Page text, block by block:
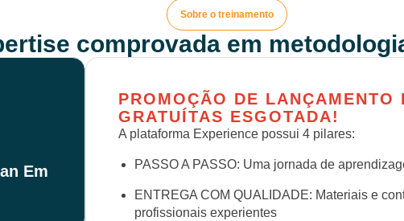
Sobre o treinamento
comprovada em
Em
PROMOÇÃO DE LANÇAMENTO
GRATUÍTAS ESGOTADA!
A plataforma Experience possui 4 pilares:
PASSO A PASSO: Uma jornada de
ENTREGA COM QUALIDADE: Materiais e
profissionais experientes